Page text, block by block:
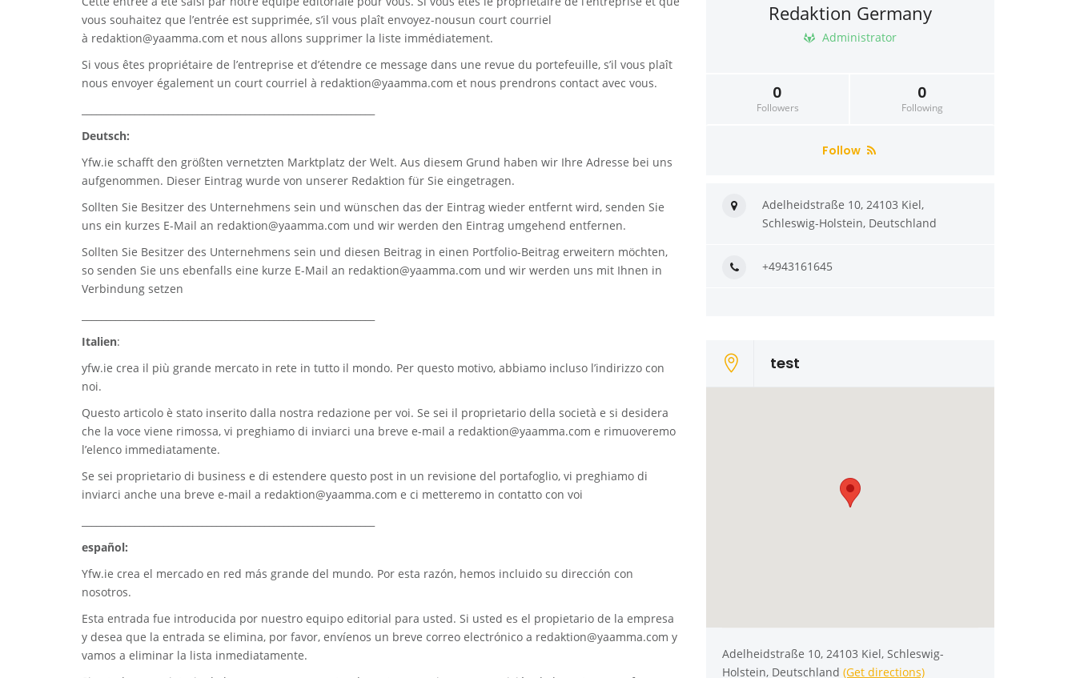
vous souhaitez que l’entrée est supprimée, s’il vous plaît envoyez-nousun court courriel
à redaktion@yaamma.com et nous allons supprimer la liste immédiatement.
Si vous êtes propriétaire de l’entreprise et d’étendre ce message dans une revue du portefeuille, s’il vous plaît
nous envoyer également un court courriel à redaktion@yaamma.com et nous prendrons contact avec vous.
Deutsch:
Yfw.ie schafft den größten vernetzten Marktplatz der Welt. Aus diesem Grund haben wir Ihre Adresse bei uns
aufgenommen. Dieser Eintrag wurde von unserer Redaktion für Sie eingetragen.
Sollten Sie Besitzer des Unternehmens sein und wünschen das der Eintrag wieder entfernt wird, senden Sie
uns ein kurzes E-Mail an redaktion@yaamma.com und wir werden den Eintrag umgehend entfernen.
Sollten Sie Besitzer des Unternehmens sein und diesen Beitrag in einen Portfolio-Beitrag erweitern möchten,
so senden Sie uns ebenfalls eine kurze E-Mail an redaktion@yaamma.com und wir werden uns mit Ihnen in
Verbindung setzen
Italien:
yfw.ie crea il più grande mercato in rete in tutto il mondo. Per questo motivo, abbiamo incluso l’indirizzo con
noi.
Questo articolo è stato inserito dalla nostra redazione per voi. Se sei il proprietario della società e si desidera
che la voce viene rimossa, vi preghiamo di inviarci una breve e-mail a redaktion@yaamma.com e rimuoveremo
l’elenco immediatamente.
Se sei proprietario di business e di estendere questo post in un revisione del portafoglio, vi preghiamo di
inviarci anche una breve e-mail a redaktion@yaamma.com e ci metteremo in contatto con voi
español:
Yfw.ie crea el mercado en red más grande del mundo. Por esta razón, hemos incluido su dirección con
nosotros.
Esta entrada fue introducida por nuestro equipo editorial para usted. Si usted es el propietario de la empresa
y desea que la entrada se elimina, por favor, envíenos un breve correo electrónico a redaktion@yaamma.com y
vamos a eliminar la lista inmediatamente.
Redaktion Germany
Administrator
0
Followers
0
Following
Follow
Adelheidstraße 10, 24103 Kiel,
Schleswig-Holstein, Deutschland
+4943161645
test
Adelheidstraße 10, 24103 Kiel, Schleswig-
Holstein, Deutschland (Get directions)